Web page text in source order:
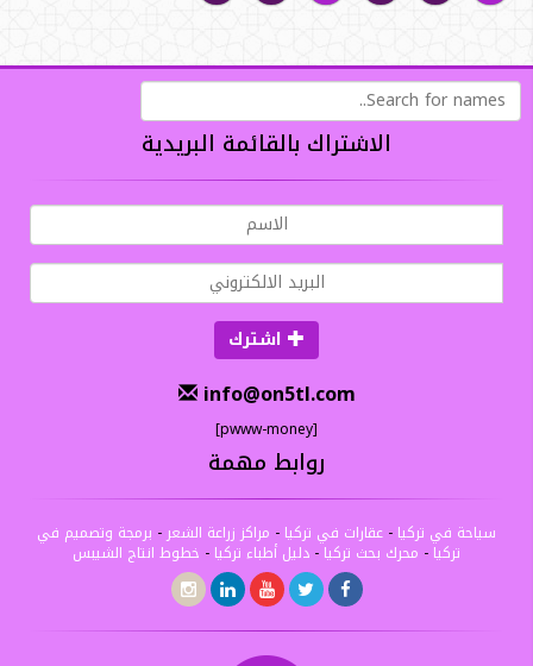
الاشتراك بالقائمة البريدية
اشترك
info@on5tl.com
[pwww-money]
روابط مهمة
سياحة في تركيا - عقارات في تركيا - مراكز زراعة الشعر - برمجة وتصميم في
تركيا - محرك بحث تركيا - دليل أطباء تركيا - خطوط انتاج الشيبس